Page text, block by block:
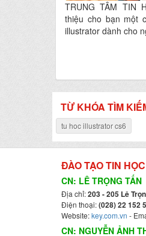
TRUNG TÂM TIN
thiệu cho bạn một
illustrator dành cho
TỪ KHÓA TÌM
tu hoc illustrator cs6
ĐÀO TẠO TIN
CN: LÊ TRỌNG TẤN
Địa chỉ:203 - 205 Lê
Điện thoại:(028) 22 152
Website:key.com.vn -
CN: NGUYỄN ẢNH